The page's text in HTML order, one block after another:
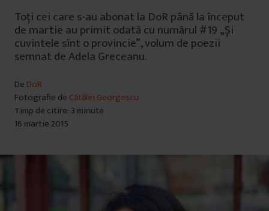
Toți cei care s-au abonat la DoR până la început
de martie au primit odată cu numărul #19 „Și
cuvintele sînt o provincie”, volum de poezii
semnat de Adela Greceanu.
De DoR
Fotografie de Cătălin Georgescu
Timp de citire: 3 minute
16 martie 2015